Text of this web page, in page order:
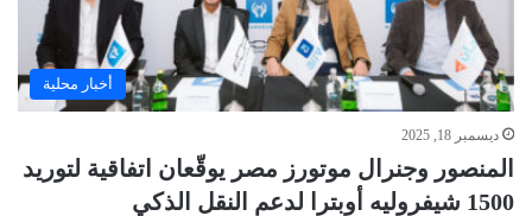
أخبار محلية
ديسمبر 18, 2025
المنصور وجنرال موتورز مصر يوقّعان اتفاقية لتوريد
1500 شيفروليه أوبترا لدعم النقل الذكي